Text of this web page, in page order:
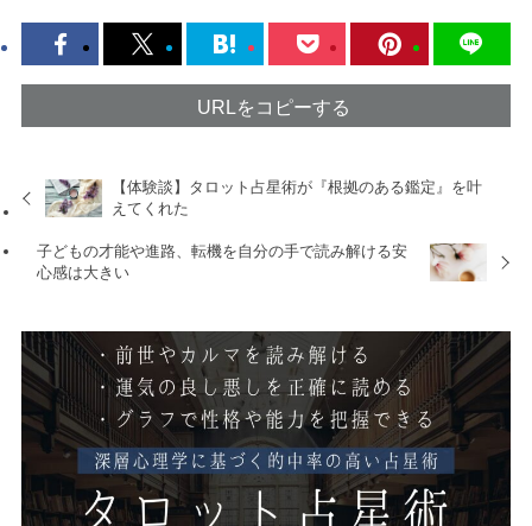
URLをコピーする
【体験談】タロット占星術が『根拠のある鑑定』を叶
えてくれた
子どもの才能や進路、転機を自分の手で読み解ける安
心感は大きい